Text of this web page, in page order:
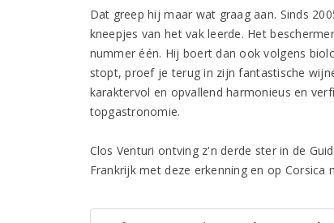
Dat greep hij maar wat graag aan. Sinds
kneepjes van het vak leerde. Het
nummer één. Hij boert dan ook volgens
stopt, proef je terug in zijn fantastische
karaktervol en opvallend harmonieus en
topgastronomie.
Clos Venturi ontving z'n derde ster in de
Frankrijk met deze erkenning en op Corsica